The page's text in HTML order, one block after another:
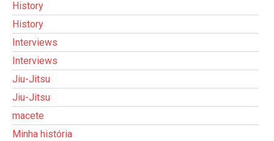
History
History
Interviews
Interviews
Jiu-Jitsu
Jiu-Jitsu
macete
Minha história